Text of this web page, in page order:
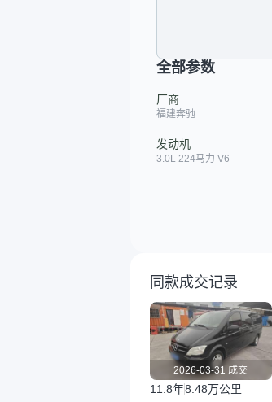
全部参数
厂商
福建奔驰
发动机
3.0L 224马力 V6
同款成交记录
2026-03-31 成交
11.8年8.48万公里